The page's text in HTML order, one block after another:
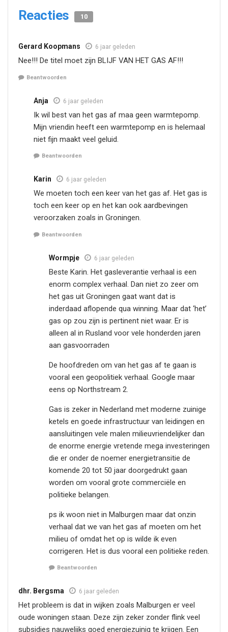
Reacties 10
Gerard Koopmans 6 jaar geleden
Nee!!! De titel moet zijn BLIJF VAN HET GAS AF!!!
Beantwoorden
Anja 6 jaar geleden
Ik wil best van het gas af maa geen warmtepomp.
Mijn vriendin heeft een warmtepomp en is helemaal
niet fijn maakt veel geluid.
Beantwoorden
Karin 6 jaar geleden
We moeten toch een keer van het gas af. Het gas is
toch een keer op en het kan ook aardbevingen
veroorzaken zoals in Groningen.
Beantwoorden
Wormpje 6 jaar geleden
Beste Karin. Het gasleverantie verhaal is een
enorm complex verhaal. Dan niet zo zeer om
het gas uit Groningen gaat want dat is
inderdaad aflopende qua winning. Maar dat ‘het’
gas op zou zijn is pertinent niet waar. Er is
alleen al in Rusland voor vele honderden jaren
aan gasvoorraden
De hoofdreden om van het gas af te gaan is
vooral een geopolitiek verhaal. Google maar
eens op Northstream 2.
Gas is zeker in Nederland met moderne zuinige
ketels en goede infrastructuur van leidingen en
aansluitingen vele malen milieuvriendelijker dan
de enorme energie vretende mega investeringen
die er onder de noemer energietransitie de
komende 20 tot 50 jaar doorgedrukt gaan
worden om vooral grote commerciële en
politieke belangen.
ps ik woon niet in Malburgen maar dat onzin
verhaal dat we van het gas af moeten om het
milieu of omdat het op is wilde ik even
corrigeren. Het is dus vooral een politieke reden.
Beantwoorden
dhr. Bergsma 6 jaar geleden
Het probleem is dat in wijken zoals Malburgen er veel
oude woningen staan. Deze zijn zeker zonder flink veel
subsidies nauwelijks goed energiezuinig te krijgen. Een